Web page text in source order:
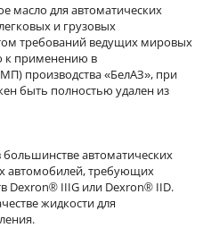
масло для автоматических
и грузовых
требований ведущих мировых
к применению в
производства «БелАЗ», при
быть полностью удален из
автоматических
автомобилей, требующих
Dexron® IIIG или Dexron® IID.
жидкости для